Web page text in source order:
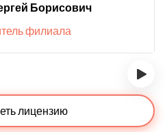
Борисович
филиала
›
лицензию